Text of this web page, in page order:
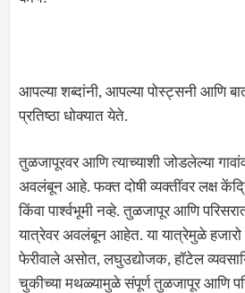
आपल्या शब्दांनी, आपल्या पोस्ट्सनी आणि
प्रतिष्ठा धोक्यात येते.
तुळजापूरवर आणि त्याच्याशी जोडलेल्या
अवलंबून आहे. फक्त दोषी व्यक्तींवर लक्ष
किंवा पार्श्वभूमी नव्हे. तुळजापूर आणि
यात्रेवर अवलंबून आहेत. या यात्रेमुळे
फेरीवाले असोत, लघुउद्योजक, हॉटेल
चुकीच्या मथळ्यामुळे संपूर्ण तुळजापूर आणि